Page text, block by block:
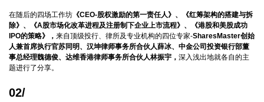
在随后的四场工作坊 《CEO-股权激励的第一责任人》、《红筹架构的搭建与拆
除》、《A股市场化改革进程及注册制下企业上市流程》、《港股和美股成功
IPO的策略》， 来自顶级投行、律所及专业机构的四位专家-SharesMaster创始
人兼首席执行官苏同明、汉坤律师事务所合伙人薛冰、中金公司投资银行部董
事总经理魏德俊、达维香港律师事务所合伙人林振宇， 深入浅出地就各自的主
题进行了分享。
02/